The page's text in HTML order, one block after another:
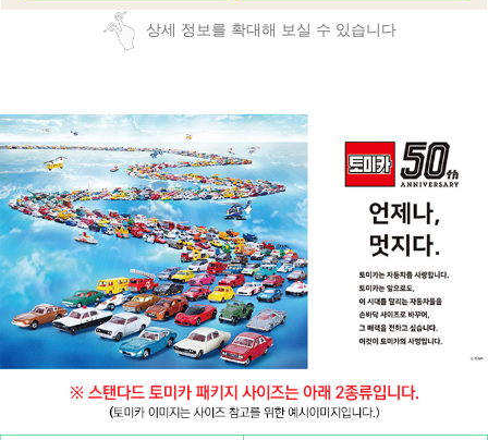
상세 정보를 확대해 보실 수 있습니다